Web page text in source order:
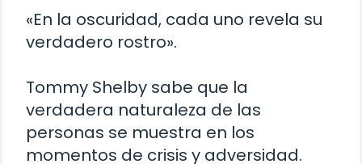
«En la oscuridad, cada uno revela su
verdadero rostro».
Tommy Shelby sabe que la
verdadera naturaleza de las
personas se muestra en los
momentos de crisis y adversidad.